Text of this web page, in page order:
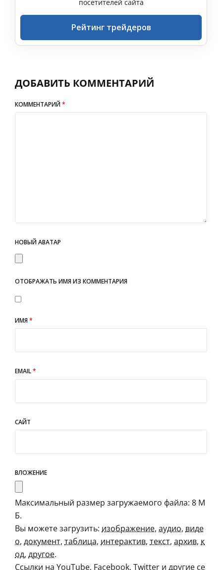
посетителей сайта
Рейтинг трейдеров
ДОБАВИТЬ КОММЕНТАРИЙ
КОММЕНТАРИЙ*
НОВЫЙ АВАТАР
ОТОБРАЖАТЬ ИМЯ ИЗ КОММЕНТАРИЯ
ИМЯ*
EMAIL*
САЙТ
ВЛОЖЕНИЕ
Максимальный размер загружаемого файла: 8 М
Б.
Вы можете загрузить: изображение, аудио, виде
о, документ, таблица, интерактив, текст, архив, к
од, другое.
Ссылки на YouTube, Facebook, Twitter и другие се